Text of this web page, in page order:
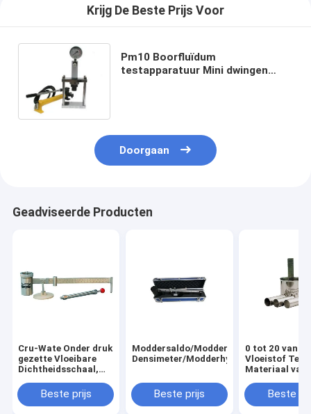
Krijg De Beste Prijs Voor
Pm10 Boorfluïdum
testapparatuur Mini dwingen
Doorgaan
Geadviseerde Producten
Cru-Wate Onder druk
gezette Vloeibare
Dichtheidsschaal,
Moddersaldo
Beste prijs
Moddersaldo/Modderschaal/Vloeibare
Densimeter/Modderhydrometer
Beste prijs
0 tot 20 van
Vloeistof
Materiaal van
de de
Scherende
Beste